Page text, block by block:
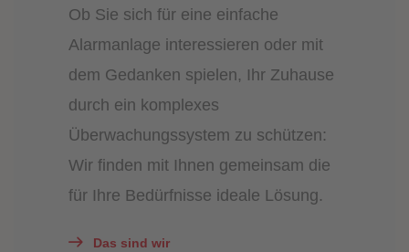
Ob Sie sich für eine einfache
Alarmanlage interessieren oder mit
dem Gedanken spielen, Ihr Zuhause
durch ein komplexes
Überwachungssystem zu schützen:
Wir finden mit Ihnen gemeinsam die
für Ihre Bedürfnisse ideale Lösung.
Das sind wir